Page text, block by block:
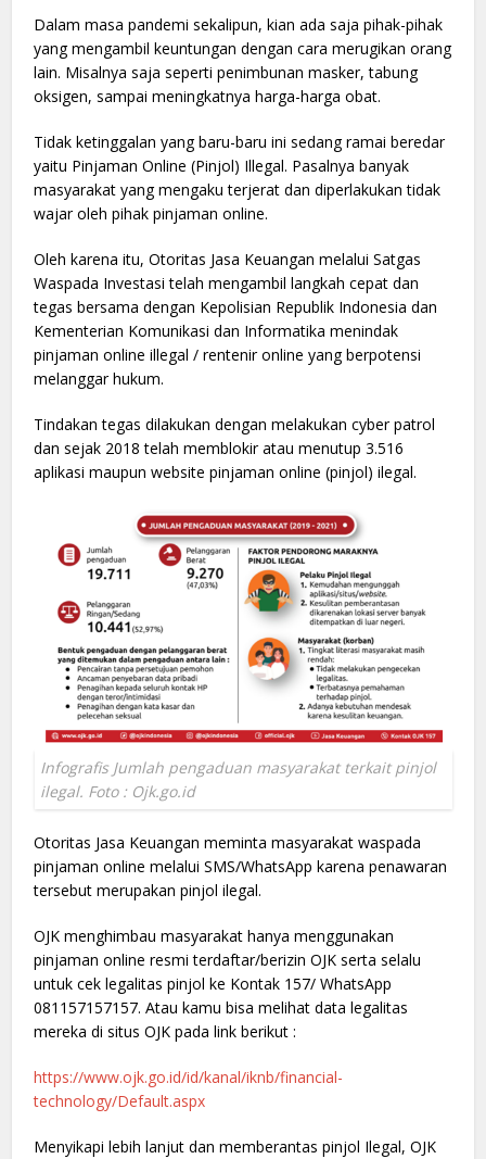
Dalam masa pandemi sekalipun, kian ada saja pihak-pihak
yang mengambil keuntungan dengan cara merugikan orang
lain. Misalnya saja seperti penimbunan masker, tabung
oksigen, sampai meningkatnya harga-harga obat.
Tidak ketinggalan yang baru-baru ini sedang ramai beredar
yaitu Pinjaman Online (Pinjol) Illegal. Pasalnya banyak
masyarakat yang mengaku terjerat dan diperlakukan tidak
wajar oleh pihak pinjaman online.
Oleh karena itu, Otoritas Jasa Keuangan melalui Satgas
Waspada Investasi telah mengambil langkah cepat dan
tegas bersama dengan Kepolisian Republik Indonesia dan
Kementerian Komunikasi dan Informatika menindak
pinjaman online illegal / rentenir online yang berpotensi
melanggar hukum.
Tindakan tegas dilakukan dengan melakukan cyber patrol
dan sejak 2018 telah memblokir atau menutup 3.516
aplikasi maupun website pinjaman online (pinjol) ilegal.
Infografis Jumlah pengaduan masyarakat terkait pinjol
ilegal. Foto : Ojk.go.id
Otoritas Jasa Keuangan meminta masyarakat waspada
pinjaman online melalui SMS/WhatsApp karena penawaran
tersebut merupakan pinjol ilegal.
OJK menghimbau masyarakat hanya menggunakan
pinjaman online resmi terdaftar/berizin OJK serta selalu
untuk cek legalitas pinjol ke Kontak 157/ WhatsApp
081157157157. Atau kamu bisa melihat data legalitas
mereka di situs OJK pada link berikut :
https://www.ojk.go.id/id/kanal/iknb/financial-
technology/Default.aspx
Menyikapi lebih lanjut dan memberantas pinjol Ilegal, OJK